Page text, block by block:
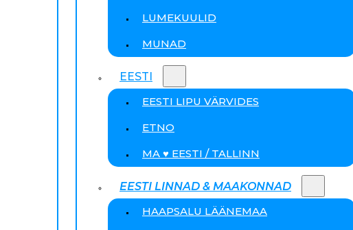
LUMEKUULID
MUNAD
EESTI
EESTI LIPU VÄRVIDES
ETNO
MA ♥ EESTI / TALLINN
EESTI LINNAD & MAAKONNAD
HAAPSALU LÄÄNEMAA